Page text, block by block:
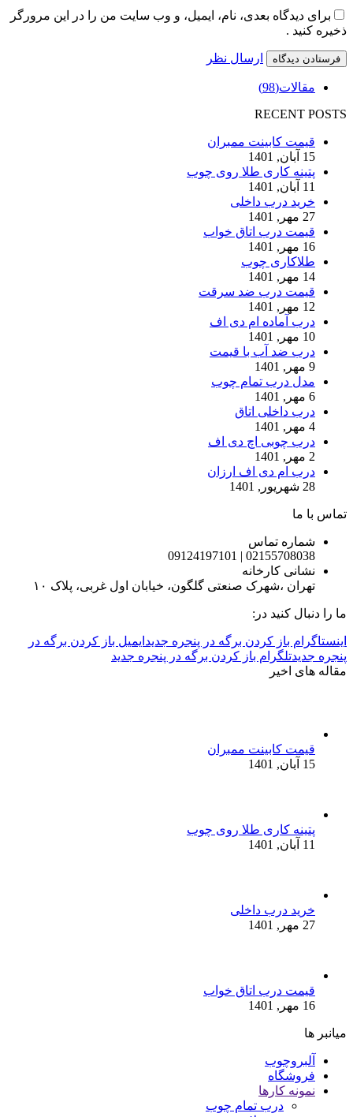
برای دیدگاه بعدی، نام، ایمیل، و وب سایت من را در این مرورگر
ذخیره کنید .
ارسال نظر
مقالات(98)
RECENT POSTS
قیمت کابینت ممبران
15 آبان, 1401
پتینه کاری طلا روی چوب
11 آبان, 1401
خرید درب داخلی
27 مهر, 1401
قیمت درب اتاق خواب
16 مهر, 1401
طلاکاری چوب
14 مهر, 1401
قیمت درب ضد سرقت
12 مهر, 1401
درب آماده ام دی اف
10 مهر, 1401
درب ضد آب با قیمت
9 مهر, 1401
مدل درب تمام چوب
6 مهر, 1401
درب داخلی اتاق
4 مهر, 1401
درب چوبی اچ دی اف
2 مهر, 1401
درب ام دی اف ارزان
28 شهریور, 1401
تماس با ما
شماره تماس
02155708038 | 09124197101
نشانی کارخانه
تهران ،شهرک صنعتی گلگون، خیابان اول غربی، پلاک ۱۰
ما را دنبال کنید در:
اینستاگرام باز کردن برگه در پنجره جدید ایمیل باز کردن برگه در
پنجره جدیدتلگرام باز کردن برگه در پنجره جدید
مقاله های اخیر
قیمت کابینت ممبران
15 آبان, 1401
پتینه کاری طلا روی چوب
11 آبان, 1401
خرید درب داخلی
27 مهر, 1401
قیمت درب اتاق خواب
16 مهر, 1401
میانبر ها
آلبروچوب
فروشگاه
نمونه کارها
درب تمام چوب